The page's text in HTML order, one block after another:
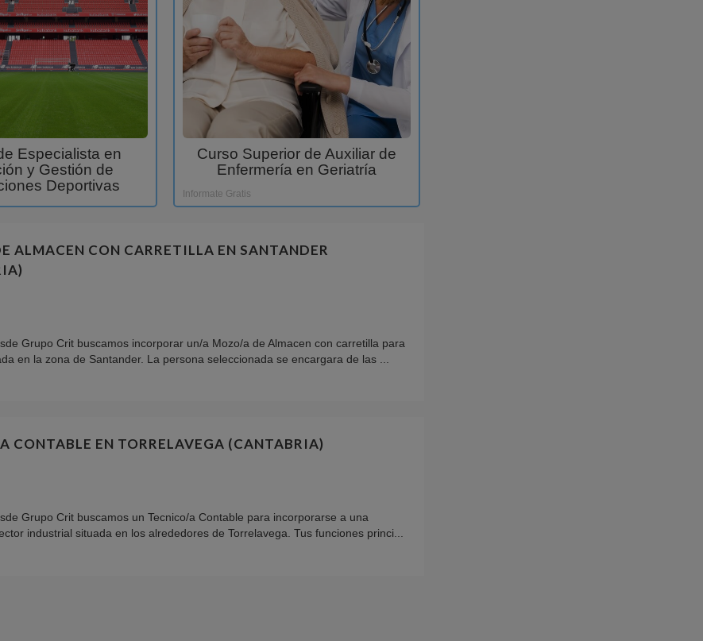
Especialista en
y Gestión de
Deportivas
Curso Superior de Auxiliar de
Enfermería en Geriatría
Informate Gratis
ALMACEN CON CARRETILLA EN SANTANDER
Grupo Crit buscamos incorporar un/a Mozo/a de Almacen con carretilla para
en la zona de Santander. La persona seleccionada se encargara de las ...
CONTABLE EN TORRELAVEGA (CANTABRIA)
Grupo Crit buscamos un Tecnico/a Contable para incorporarse a una
industrial situada en los alrededores de Torrelavega. Tus funciones princi...